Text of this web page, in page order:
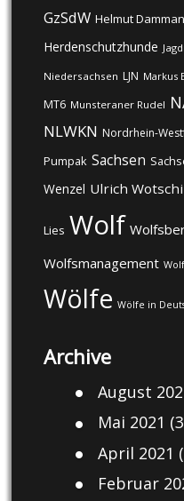
GzSdW Helmut
Herdenschutzhunde
Niedersachsen LJN Markus
MT6 Munsteraner Rudel
NLWKN Nordrhein-
Pumpak Sachsen
Wenzel Ulrich
Lies Wolf
Wolfsmanagement
Wölfe Wölfe in
Archive
August
Mai 2021
April 2021
Februar